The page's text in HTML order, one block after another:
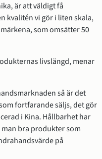
är att väldigt få
kvalitén vi gör i liten skala,
som omsätter 50
livslängd, menar
så är det
fortfarande säljs, det gör
i Kina. Hållbarhet har
bra produkter som
på